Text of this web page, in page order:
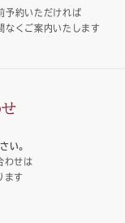
い。
わせは
ます
予約いただければ
なくご案内いたします